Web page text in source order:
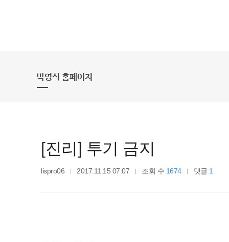
박영식 홈페이지
[진리] 투기 금지
lispro06 2017.11.15 07:07 조회 수 1674 댓글 1